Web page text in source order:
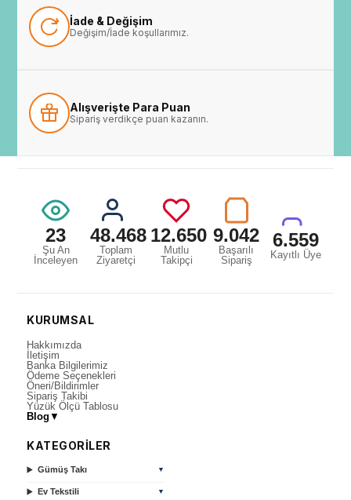
İade & Değişim
Değişim/İade koşullarımız.
Alışverişte Para Puan
Sipariş verdikçe puan kazanın.
23
Şu An
İnceleyen
48.468
Toplam
Ziyaretçi
12.650
Mutlu
Takipçi
9.042
Başarılı
Sipariş
6.559
Kayıtlı Üye
KURUMSAL
Hakkımızda
İletişim
Banka Bilgilerimiz
Ödeme Seçenekleri
Öneri/Bildirimler
Sipariş Takibi
Yüzük Ölçü Tablosu
Blog ▼
KATEGORİLER
Gümüş Takı ▼
Ev Tekstili ▼